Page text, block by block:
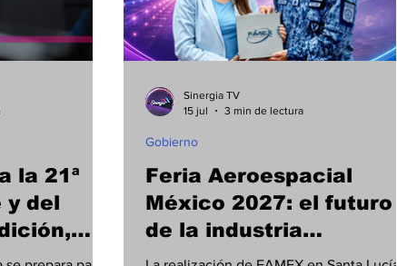
la 21ª
y del
cultura
Feria Aeroespacial
México 2027: el futuro
de la industria
despegará desde el
Gobierno
Sinergia TV
15 jul
3 min de lectura